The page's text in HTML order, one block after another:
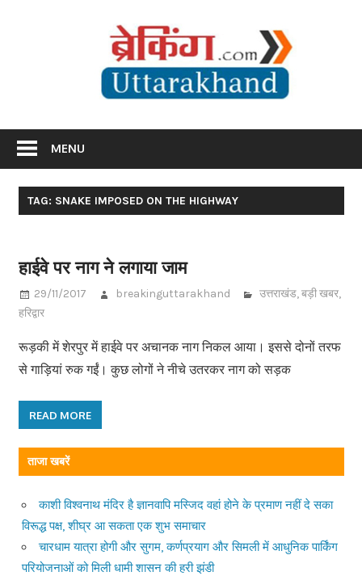
MENU
TAG: SNAKE IMPOSED ON THE HIGHWAY
हाईवे पर नाग ने लगाया जाम
29/11/2017 breakinguttarakhand उत्तराखंड,बड़ी खबर,
हरिद्वार
रूड़की में शेरपुर में हाईवे पर अचानक नाग निकल आया। इससे दोनों तरफ
से गाड़ियां रुक गईं। कुछ लोगों ने नीचे उतरकर नाग को सड़क
READ MORE
ताजा खबरें
काशी विश्वनाथ मंदिर है ज्ञानवापि मस्जिद वहां होने के प्रमाण नहीं दे सका
विरूद्ध पक्ष, शीघ्र आ सकता एक शुभ समाचार
चारधाम यात्रा होगी और सुगम, कर्णप्रयाग और सिमली में आधुनिक पार्किंग
परियोजनाओं को मिली धामी शासन की हरी झंडी